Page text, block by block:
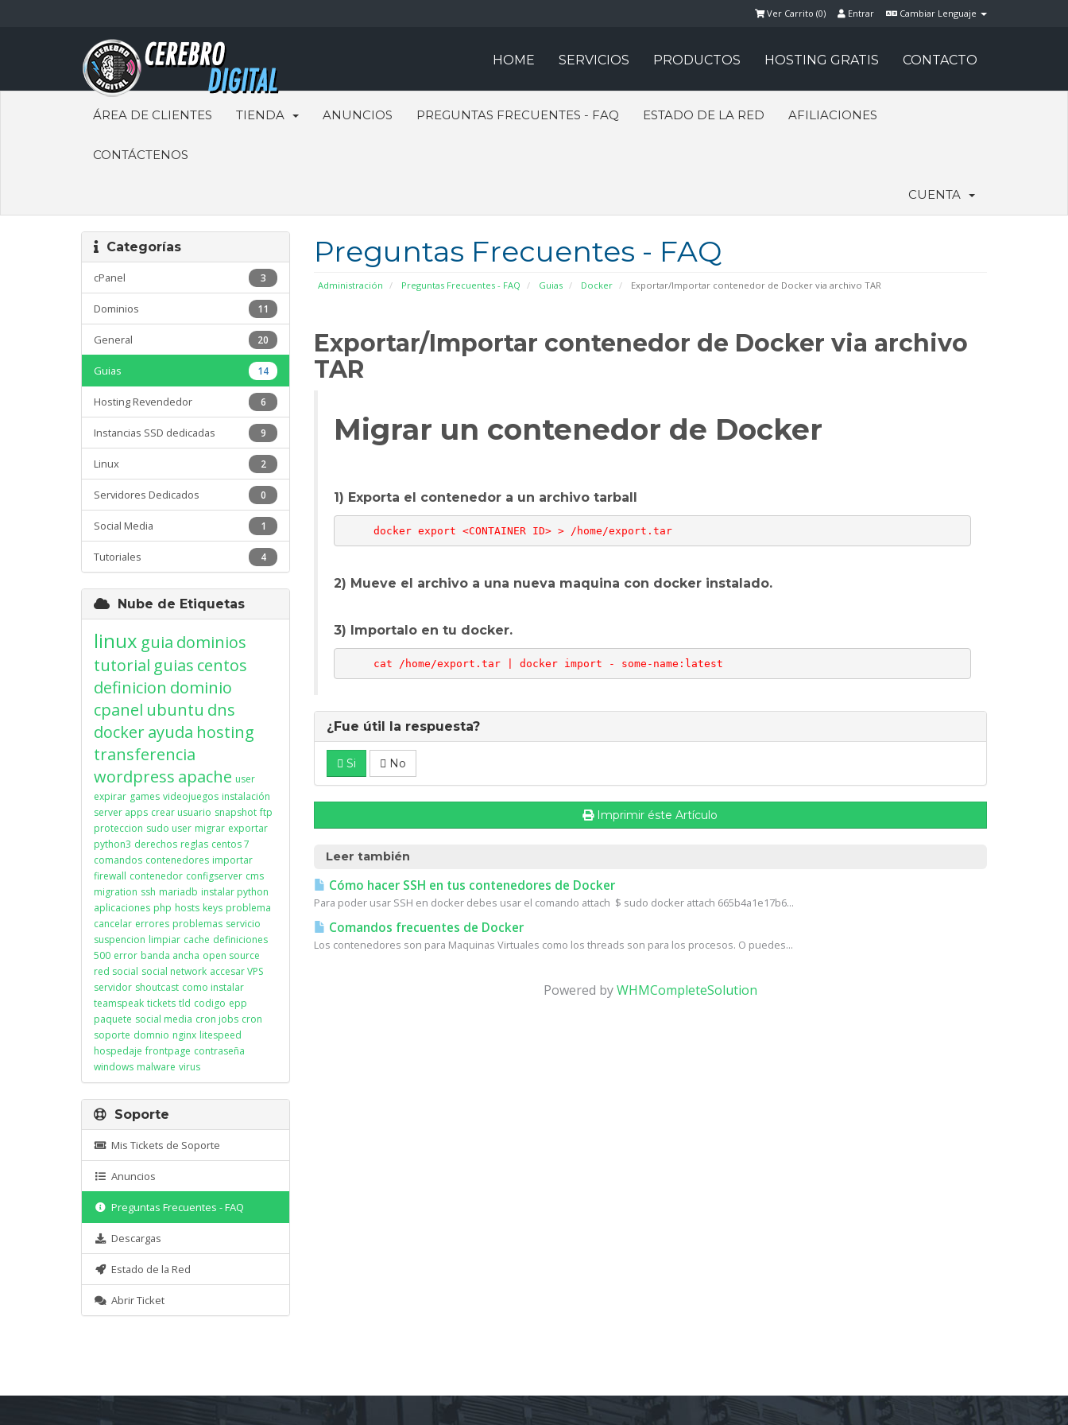
Cambiar Lenguaje
Entrar
Ver Carrito (0)
HOME SERVICIOS PRODUCTOS HOSTING GRATIS CONTACTO
ÁREA DE CLIENTES TIENDA ANUNCIOS PREGUNTAS FRECUENTES - FAQ ESTADO DE LA RED AFILIACIONES
CONTÁCTENOS
CUENTA
Preguntas Frecuentes - FAQ
Administración Preguntas Frecuentes - FAQ Guias Docker Exportar/Importar contenedor de Docker via archivo TAR
Categorías
3
cPanel
11
Dominios
20
General
14
Guias
6
Hosting Revendedor
9
Instancias SSD dedicadas
2
Linux
0
Servidores Dedicados
1
Social Media
4
Tutoriales
Exportar/Importar contenedor de Docker via archivo
TAR
Migrar un contenedor de Docker
1) Exporta el contenedor a un archivo tarball
2) Mueve el archivo a una nueva maquina con docker instalado.
3) Importalo en tu docker.
     cat /home/export.tar | docker import - some-name:latest
¿Fue útil la respuesta?
Si No
Imprimir éste Artículo
Leer también
Cómo hacer SSH en tus contenedores de Docker
Para poder usar SSH en docker debes usar el comando attach $ sudo docker attach 665b4a1e17b6...
Comandos frecuentes de Docker
Los contenedores son para Maquinas Virtuales como los threads son para los procesos. O puedes...
Powered byWHMCompleteSolution
Nube de Etiquetas
linux guia dominios
tutorial guias centos
definicion dominio
cpanel ubuntu dns
dockerayuda hosting
transferencia
wordpress apache user
expirar games videojuegos instalación
server apps crear usuario snapshot ftp
proteccion sudo user migrar exportar
python3 derechos reglas centos 7
comandos contenedores importar
firewall contenedor configserver cms
migration ssh mariadb instalar python
aplicaciones php hosts keys problema
cancelar errores problemas servicio
suspencion limpiar cache definiciones
500 error banda ancha open source
red social social network accesar VPS
servidor shoutcast como instalar
teamspeak tickets tld codigo epp
paquete social media cron jobs cron
soporte domnio nginx litespeed
hospedaje frontpage contraseña
windows malware virus
Soporte
Mis Tickets de Soporte
Anuncios
Preguntas Frecuentes - FAQ
Descargas
Estado de la Red
Abrir Ticket